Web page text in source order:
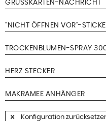
GRUSSKARTEN-NACHRICHT
"NICHT ÖFFNEN VOR"-
TROCKENBLUMEN-SPRAY 300
HERZ STECKER
MAKRAMEE ANHÄNGER
Konfiguration